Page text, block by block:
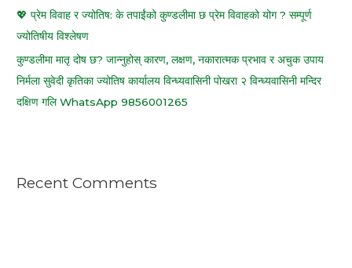
💖 प्रेम विवाह र ज्योतिष: के तपाईंको कुण्डलीमा छ प्रेम विवाहको योग ? सम्पूर्ण
ज्योतिषीय विश्लेषण
कुण्डलीमा मातृ दोष छ? जान्नुहोस् कारण, लक्षण, नकारात्मक प्रभाव र अचुक उपाय
निर्मला सुवेदी कृतिका ज्योतिष कार्यालय विन्ध्यवासिनी पोखरा २ विन्ध्यवासिनी मन्दिर
दक्षिण गलि WhatsApp 9856001265
Recent Comments